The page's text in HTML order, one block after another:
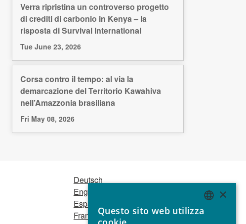
Verra ripristina un controverso progetto
di crediti di carbonio in Kenya – la
risposta di Survival International
Tue June 23, 2026
Corsa contro il tempo: al via la
demarcazione del Territorio Kawahiva
nell’Amazzonia brasiliana
Fri May 08, 2026
Deutsch
English
Español
Français
ENGLISH
×
Questo sito web utilizza